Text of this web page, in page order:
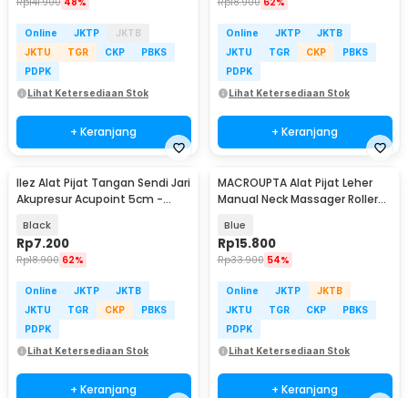
Online JKTP
JKTB
JKTU
TGR CKP
PBKS
PDPK
Lihat Ketersediaan Stok
+ Keranjang
Online JKTP
JKTB
JKTU
TGR CKP
PBKS
PDPK
Lihat Ketersediaan Stok
+ Keranjang
Ilez Alat Pijat Tangan Sendi Jari
Akupresur Acupoint 5cm -
Black
Rp7.200
Rp18.900 62%
Online JKTP
JKTB
JKTU
TGR CKP
PBKS
PDPK
Lihat Ketersediaan Stok
+ Keranjang
MACROUPTA Alat Pijat Leher
Manual Neck Massager Roller
Blue
Rp15.800
Rp33.900 54%
Online JKTP
JKTB
JKTU
TGR CKP
PBKS
PDPK
Lihat Ketersediaan Stok
+ Keranjang